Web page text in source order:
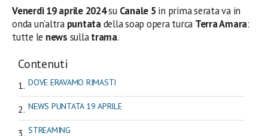
Venerdì 19 aprile 2024su Canale 5 in prima seratava in
onda un’altra puntatadella soap opera turca Terra Amara:
tutte le news sullatrama.
Contenuti
DOVE ERAVAMO RIMASTI
NEWS PUNTATA 19 APRILE
STREAMING